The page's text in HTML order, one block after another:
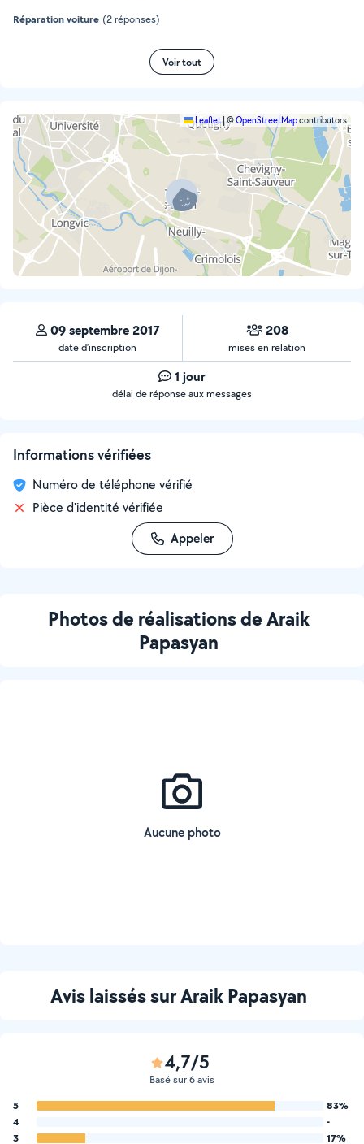
Réparation voiture (2 réponses)
Voir tout
Leaflet|©OpenStreetMapcontributors
09 septembre 2017
date d’inscription
208
mises en relation
1 jour
délai de réponse aux messages
Informations vérifiées
Numéro de téléphone vérifié
Pièce d'identité vérifiée
Appeler
Photos de réalisations de Araik
Papasyan
Aucune photo
Avis laissés sur Araik Papasyan
4,7/5
Basé sur 6 avis
5
83%
4
-
3
17%